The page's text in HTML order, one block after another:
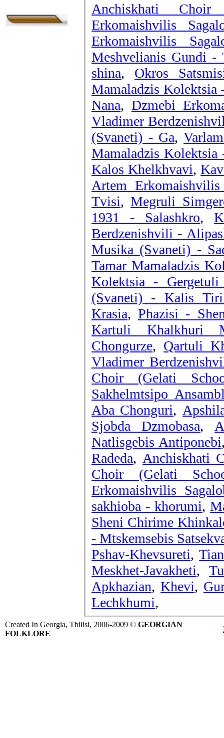
Anchiskhati
Erkomaishvilis
Erkomaishvilis
Meshvelianis Gundi -
shina, Okros
Mamaladzis
Nana, Dzmebi
Vladimer
(Svaneti) - Ga,
Mamaladzis
Kalos Khelkhvavi,
Artem
Tvisi, Megruli
1931 - Salashkro,
Berdzenishvili -
Musika (Svaneti) -
Tamar Mamaladzis
Kolektsia - Gergetuli
(Svaneti) - Kalis
Krasia, Phazisi -
Kartuli Khalkhuri
Chongurze, Qartuli
Vladimer
Choir (Gelati
Sakhelmtsipo
Aba Chonguri,
Sjobda Dzmobasa,
Natlisgebis Antiponebi
Radeda, Anchiskhati
Choir (Gelati
Erkomaishvilis
sakhioba - khorumi,
Sheni Chirime
- Mtskemsebis
Pshav-Khevsureti,
Meskhet-Javakheti,
Apkhazian, Khevi,
Lechkhumi,
Created In Georgia, Tbilisi, 2006-2009 © GEORGIAN
FOLKLORE